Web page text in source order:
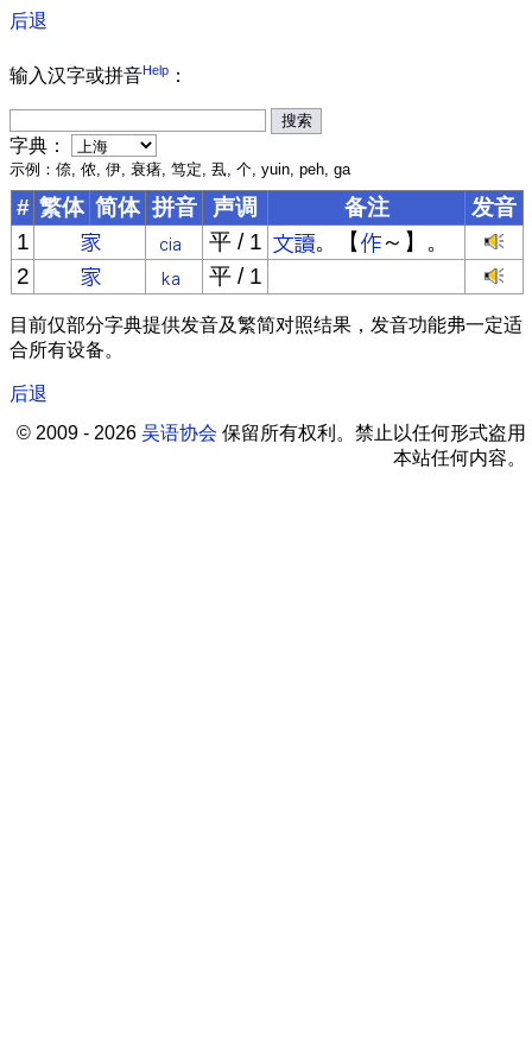
后退
输入汉字或拼音Help ：
字典：
示例：倷, 侬, 伊, 衰瘏, 笃定, 厾, 个, yuin, peh, ga
# 繁体 简体 拼音 声调 备注
发音
1
平 / 1 。【
～】。
2
平 / 1
目前仅部分字典提供发音及繁简对照结果，发音功能弗一定适
合所有设备。
后退
© 2009 - 2026吴语协会 保留所有权利。禁止以任何形式盗用
本站任何内容。